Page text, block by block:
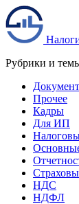
Рубрики и
Прочее
Кадры
Для ИП
НДС
НДФЛ